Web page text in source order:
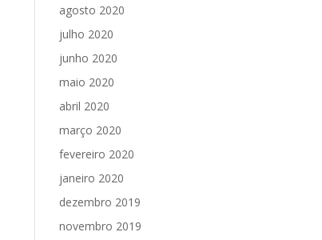
agosto 2020
julho 2020
junho 2020
maio 2020
abril 2020
março 2020
fevereiro 2020
janeiro 2020
dezembro 2019
novembro 2019